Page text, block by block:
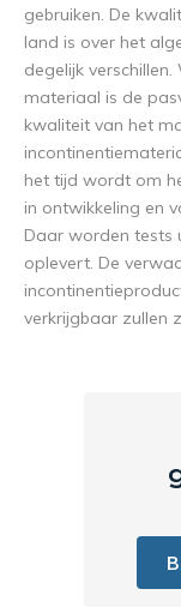
gebruiken. De
land is over het
degelijk
materiaal is de
kwaliteit van het
het tijd wordt om
in ontwikkeling en
Daar worden tests
oplevert. De
verkrijgbaar zullen